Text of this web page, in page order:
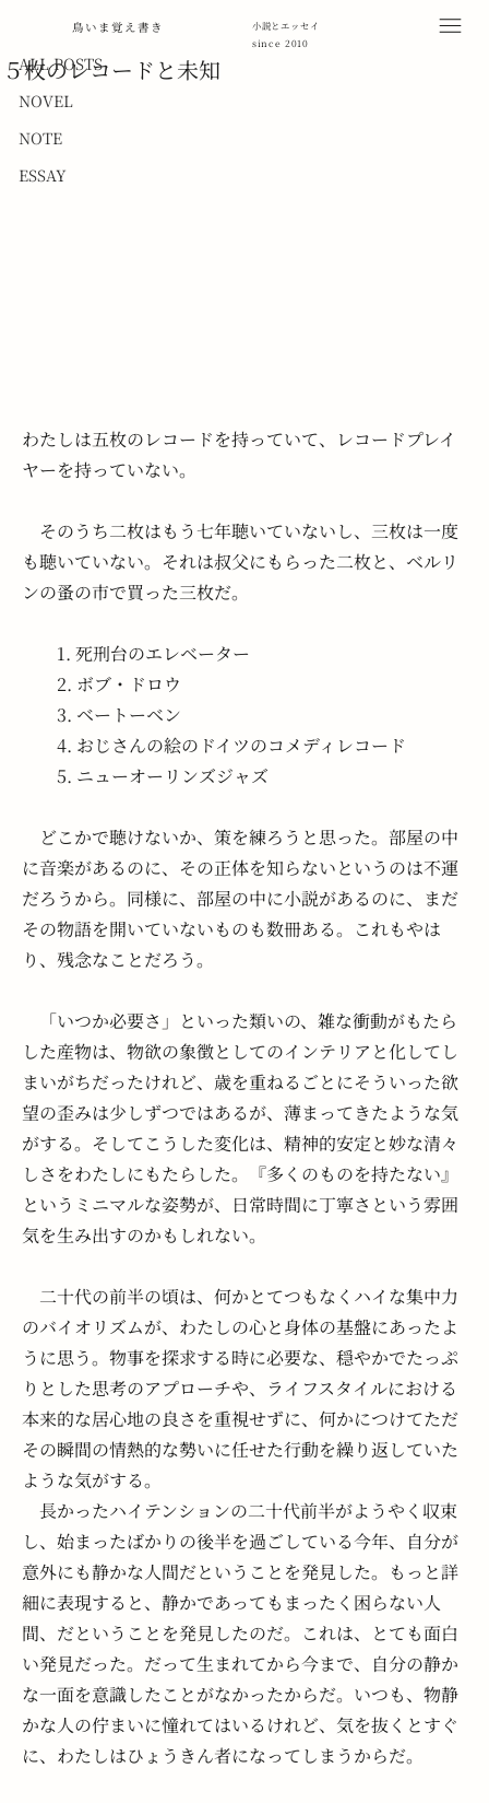
鳥いま覚え書き
小説とエッセイ
since 2010
ALL POSTS
NOVEL
NOTE
ESSAY
ALL POSTS
５枚のレコードと未知
わたしは五枚のレコードを持っていて、レコードプレイ
ヤーを持っていない。
そのうち二枚はもう七年聴いていないし、三枚は一度
も聴いていない。それは叔父にもらった二枚と、ベルリ
ンの蚤の市で買った三枚だ。
1. 死刑台のエレベーター
2. ボブ・ドロウ
3. ベートーベン
4. おじさんの絵のドイツのコメディレコード
5. ニューオーリンズジャズ
どこかで聴けないか、策を練ろうと思った。部屋の中
に音楽があるのに、その正体を知らないというのは不運
だろうから。同様に、部屋の中に小説があるのに、まだ
その物語を開いていないものも数冊ある。これもやは
り、残念なことだろう。
「いつか必要さ」といった類いの、雑な衝動がもたら
した産物は、物欲の象徴としてのインテリアと化してし
まいがちだったけれど、歳を重ねるごとにそういった欲
望の歪みは少しずつではあるが、薄まってきたような気
がする。そしてこうした変化は、精神的安定と妙な清々
しさをわたしにもたらした。『多くのものを持たない』
というミニマルな姿勢が、日常時間に丁寧さという雰囲
気を生み出すのかもしれない。
二十代の前半の頃は、何かとてつもなくハイな集中力
のバイオリズムが、わたしの心と身体の基盤にあったよ
うに思う。物事を探求する時に必要な、穏やかでたっぷ
りとした思考のアプローチや、ライフスタイルにおける
本来的な居心地の良さを重視せずに、何かにつけてただ
その瞬間の情熱的な勢いに任せた行動を繰り返していた
ような気がする。
長かったハイテンションの二十代前半がようやく収束
し、始まったばかりの後半を過ごしている今年、自分が
意外にも静かな人間だということを発見した。もっと詳
細に表現すると、静かであってもまったく困らない人
間、だということを発見したのだ。これは、とても面白
い発見だった。だって生まれてから今まで、自分の静か
な一面を意識したことがなかったからだ。いつも、物静
かな人の佇まいに憧れてはいるけれど、気を抜くとすぐ
に、わたしはひょうきん者になってしまうからだ。